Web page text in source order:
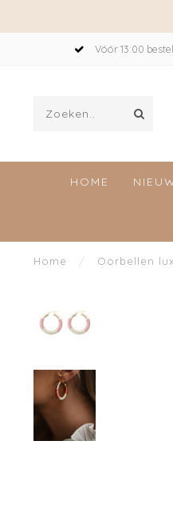
Vóór 13:00
HOME
Home / Oorbellen